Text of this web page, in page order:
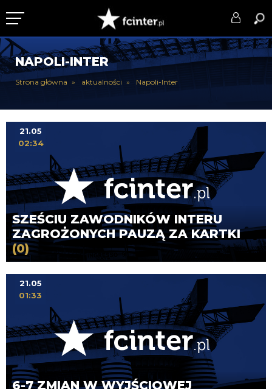
KLUB
DRUŻYNA
PUCHARY
DLA TIFOSICH
SERWIS
NAPOLI-INTER
Strona główna aktualności Napoli-Inter
SZEŚCIU ZAWODNIKÓW INTERU
ZAGROŻONYCH PAUZĄ ZA KARTKI
(0)
21.05
02:34
6-7 ZMIAN W WYJŚCIOWEJ
21.05
01:33